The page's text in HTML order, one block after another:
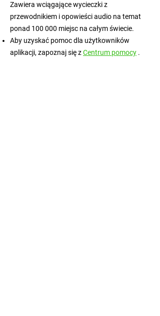
Zawiera wciągające wycieczki z
przewodnikiem i opowieści audio na temat
ponad 100 000 miejsc na całym świecie.
Aby uzyskać pomoc dla użytkowników
aplikacji, zapoznaj się zCentrum pomocy .